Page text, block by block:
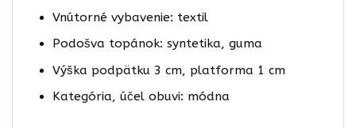
Vnútorné vybavenie: textil
Podošva topánok: syntetika, guma
Výška podpätku 3 cm, platforma 1 cm
Kategória, účel obuvi: módna